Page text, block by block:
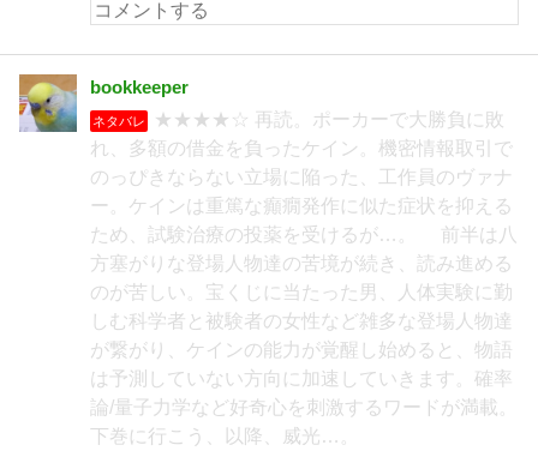
bookkeeper
ネタバレ
★★★★☆ 再読。ポーカーで大勝負に敗
れ、多額の借金を負ったケイン。機密情報取引で
のっぴきならない立場に陥った、工作員のヴァナ
ー。ケインは重篤な癲癇発作に似た症状を抑える
ため、試験治療の投薬を受けるが…。 前半は八
方塞がりな登場人物達の苦境が続き、読み進める
のが苦しい。宝くじに当たった男、人体実験に勤
しむ科学者と被験者の女性など雑多な登場人物達
が繋がり、ケインの能力が覚醒し始めると、物語
は予測していない方向に加速していきます。確率
論/量子力学など好奇心を刺激するワードが満載。
下巻に行こう、以降、威光…。